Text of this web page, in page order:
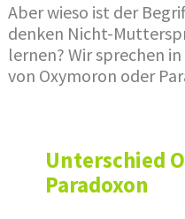
Aber wieso ist der
denken Nicht-
lernen? Wir sprechen
von Oxymoron oder
Unterschied
Paradoxon